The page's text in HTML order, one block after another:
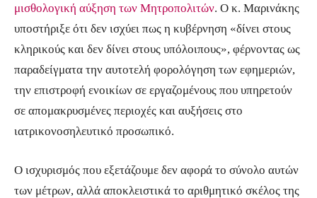
μισθολογική αύξηση των Μητροπολιτών. Ο κ. Μαρινάκης
υποστήριξε ότι δεν ισχύει πως η κυβέρνηση «δίνει στους
κληρικούς και δεν δίνει στους υπόλοιπους», φέρνοντας ως
παραδείγματα την αυτοτελή φορολόγηση των εφημεριών,
την επιστροφή ενοικίων σε εργαζομένους που υπηρετούν
σε απομακρυσμένες περιοχές και αυξήσεις στο
ιατρικονοσηλευτικό προσωπικό.
Ο ισχυρισμός που εξετάζουμε δεν αφορά το σύνολο αυτών
των μέτρων, αλλά αποκλειστικά το αριθμητικό σκέλος της